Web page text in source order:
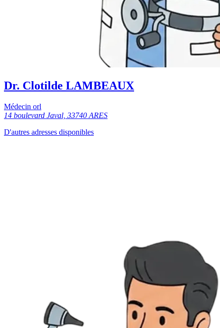
Dr. Clotilde LAMBEAUX
Médecin orl
14 boulevard Javal, 33740 ARES
D'autres adresses disponibles